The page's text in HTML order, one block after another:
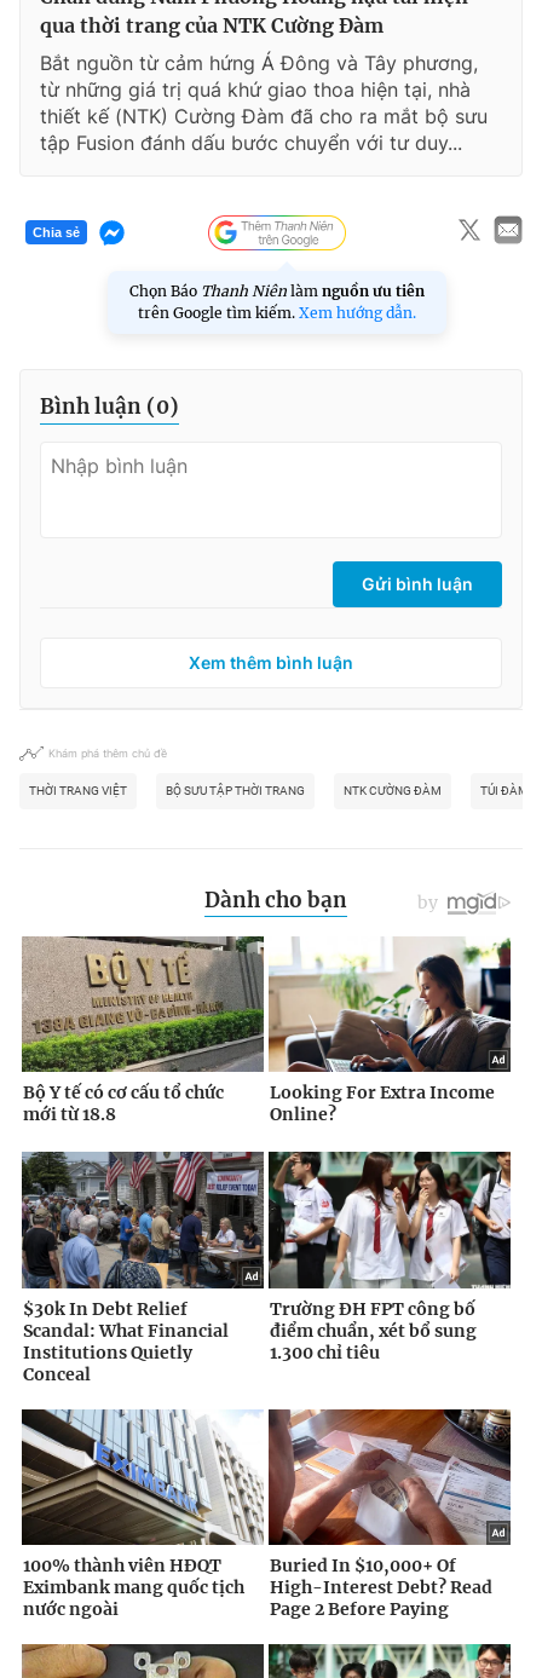
qua thời trang của NTK Cường Đàm
Bắt nguồn từ cảm hứng Á Đông và Tây phương,
từ những giá trị quá khứ giao thoa hiện tại, nhà
thiết kế (NTK) Cường Đàm đã cho ra mắt bộ sưu
tập Fusion đánh dấu bước chuyển với tư duy...
Chia sẻ
Chọn Báo Thanh Niên làm nguồn ưu tiên
trên Google tìm kiếm. Xem hướng dẫn.
Bình luận (0)
Gửi bình luận
Xem thêm bình luận
Khám phá thêm chủ đề
THỜI TRANG VIỆT BỘ SƯU TẬP THỜI TRANG NTK CƯỜNG ĐÀM TÚI ĐÀM